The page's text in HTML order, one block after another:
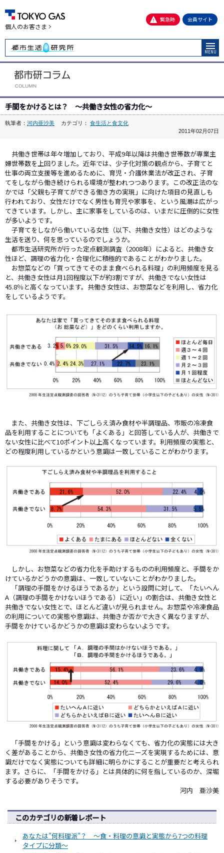
個人のお客さま
緊急時 会員サイト
MENU
手間をかけるとは？ ～共働き女性の省力化～
執筆者： 河内亜沙美 カテゴリ： 食生活と食文化
2011年02月07日
共働き世帯は年々増加しており、平成9年以降は共働き世帯数が専業主
婦世帯数を上回りました。近年では、少子化対策の観点から、子育てと
仕事の両立支援等を進めるために、育児・介護休業法が改正され、子育
てをしながら働き続けられる環境が整われつつあります。この改正法のな
かでは「父親も子育てができる働き方の実現」に向けた項目の見直しも
行われており、女性だけでなく男性も育児や家事を、という風潮は広がっ
てきています。しかし、主に家事をしているのは、いまだに圧倒的に女性
が多いようです。
子育てをしながら働いている女性（以下、共働き女性）はどのような
生活を送り、何を思っているのでしょうか。
都市生活研究所が行った定点観測調査（2008年）によると、共働き女
性ほど、調理の省力化・合理化に積極的であることがわかりました。
お惣菜などの「買ってきてそのまま食べられる料理」の利用頻度を見る
と、共働き女性は月1回程度以下が約3割ですが、共働きでない女性は
45.8％と高くなっています。共働き女性は、お惣菜などを利用し、省力化
をしているようです。
また、共働き女性は、下ごしらえ済み食材や半調理品、市販の冷凍食
品を利用することについても「よくある」と回答している人が、共働きで
ない女性に比べて10ポイント以上高くなっています。利用頻度の実態と、
どの程度利用しているかという意識は一致していることがわかります。
しかし、お惣菜などの省力化を手助けするものの利用頻度と、手間をか
けているかどうかの意識は、一致していないことがわかりました。
「調理の手間をかけるほうであるか」という設問に対して、「たいへん
A（調理の手間をかけないほうである）に近い」の割合は、共働き女性と
共働きでない女性とで、ほとんど違いが見られません。お惣菜や冷凍食品
の利用についての実態や意識は、共働きか否かで大きく異なりますが、
手間をかけているかどうかの意識は変わらないようです。
「手間をかける」という意識は変わらなくても、省力化の実態には大き
く差があることから、共働き女性の省力化ニーズを実現するためには、意
識だけでなく実態についても詳細に明らかにすることが重要だと考えられ
ます。さらに、「手間をかける」とは具体的に何を指しているのか、深堀
する必要がありそうです。
河内 亜沙美
このカテゴリの新着レポート
あなたは"何料理派"？ ～食・料理の意識と実態から7つの料理
タイプに分類～